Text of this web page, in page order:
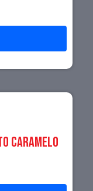
Caramelo